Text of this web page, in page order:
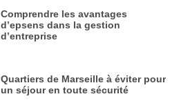
Comprendre les avantages
d’epsens dans la gestion
d’entreprise
Quartiers de Marseille à éviter pour
un séjour en toute sécurité